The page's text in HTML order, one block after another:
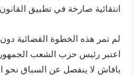
انتقائية صارخة في تطبيق
لم تمر هذه الخطوة القضائية
اعتبر رئيس حزب الشعب
يافاش لا ينفصل عن السباق نحو